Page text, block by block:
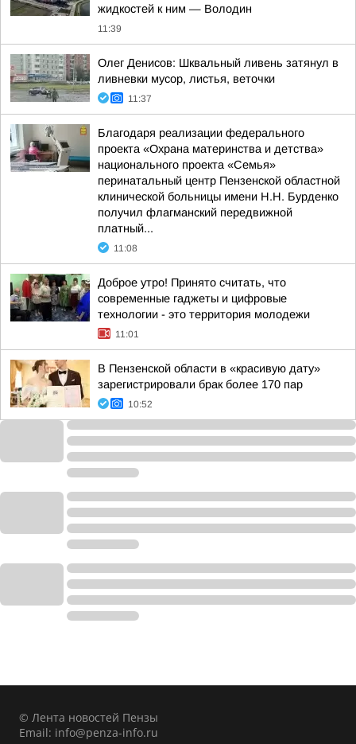
жидкостей к ним — Володин
11:39
Олег Денисов: Шквальный ливень затянул в
ливневки мусор, листья, веточки
11:37
Благодаря реализации федерального
проекта «Охрана материнства и детства»
национального проекта «Семья»
перинатальный центр Пензенской областной
клинической больницы имени Н.Н. Бурденко
получил флагманский передвижной
платный...
11:08
Доброе утро! Принято считать, что
современные гаджеты и цифровые
технологии - это территория молодежи
11:01
В Пензенской области в «красивую дату»
зарегистрировали брак более 170 пар
10:52
© Лента новостей Пензы
Email: info@penza-info.ru